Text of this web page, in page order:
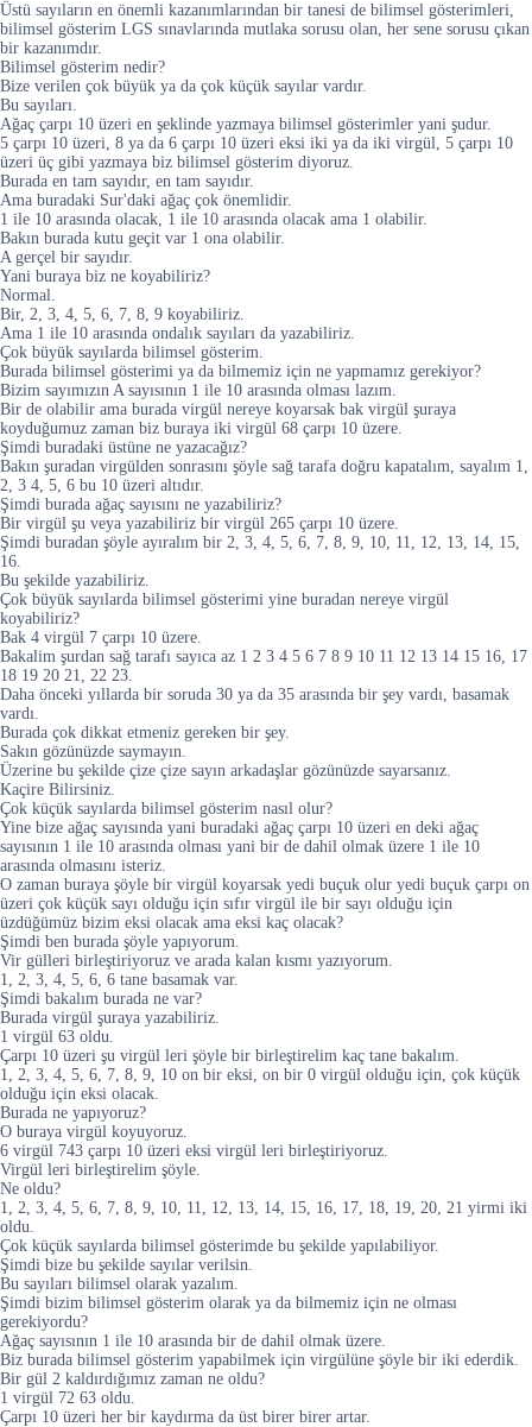
Üstü sayıların en önemli kazanımlarından bir tanesi de bilimsel gösterimleri,
bilimsel gösterim LGS sınavlarında mutlaka sorusu olan, her sene sorusu çıkan
bir kazanımdır.
Bilimsel gösterim nedir?
Bize verilen çok büyük ya da çok küçük sayılar vardır.
Bu sayıları.
Ağaç çarpı 10 üzeri en şeklinde yazmaya bilimsel gösterimler yani şudur.
5 çarpı 10 üzeri, 8 ya da 6 çarpı 10 üzeri eksi iki ya da iki virgül, 5 çarpı 10
üzeri üç gibi yazmaya biz bilimsel gösterim diyoruz.
Burada en tam sayıdır, en tam sayıdır.
Ama buradaki Sur'daki ağaç çok önemlidir.
1 ile 10 arasında olacak, 1 ile 10 arasında olacak ama 1 olabilir.
Bakın burada kutu geçit var 1 ona olabilir.
A gerçel bir sayıdır.
Yani buraya biz ne koyabiliriz?
Normal.
Bir, 2, 3, 4, 5, 6, 7, 8, 9 koyabiliriz.
Ama 1 ile 10 arasında ondalık sayıları da yazabiliriz.
Çok büyük sayılarda bilimsel gösterim.
Burada bilimsel gösterimi ya da bilmemiz için ne yapmamız gerekiyor?
Bizim sayımızın A sayısının 1 ile 10 arasında olması lazım.
Bir de olabilir ama burada virgül nereye koyarsak bak virgül şuraya
koyduğumuz zaman biz buraya iki virgül 68 çarpı 10 üzere.
Şimdi buradaki üstüne ne yazacağız?
Bakın şuradan virgülden sonrasını şöyle sağ tarafa doğru kapatalım, sayalım 1,
2, 3 4, 5, 6 bu 10 üzeri altıdır.
Şimdi burada ağaç sayısını ne yazabiliriz?
Bir virgül şu veya yazabiliriz bir virgül 265 çarpı 10 üzere.
Şimdi buradan şöyle ayıralım bir 2, 3, 4, 5, 6, 7, 8, 9, 10, 11, 12, 13, 14, 15,
16.
Bu şekilde yazabiliriz.
Çok büyük sayılarda bilimsel gösterimi yine buradan nereye virgül
koyabiliriz?
Bak 4 virgül 7 çarpı 10 üzere.
Bakalim şurdan sağ tarafı sayıca az 1 2 3 4 5 6 7 8 9 10 11 12 13 14 15 16, 17
18 19 20 21, 22 23.
Daha önceki yıllarda bir soruda 30 ya da 35 arasında bir şey vardı, basamak
vardı.
Burada çok dikkat etmeniz gereken bir şey.
Sakın gözünüzde saymayın.
Üzerine bu şekilde çize çize sayın arkadaşlar gözünüzde sayarsanız.
Kaçire Bilirsiniz.
Çok küçük sayılarda bilimsel gösterim nasıl olur?
Yine bize ağaç sayısında yani buradaki ağaç çarpı 10 üzeri en deki ağaç
sayısının 1 ile 10 arasında olması yani bir de dahil olmak üzere 1 ile 10
arasında olmasını isteriz.
O zaman buraya şöyle bir virgül koyarsak yedi buçuk olur yedi buçuk çarpı on
üzeri çok küçük sayı olduğu için sıfır virgül ile bir sayı olduğu için
üzdüğümüz bizim eksi olacak ama eksi kaç olacak?
Şimdi ben burada şöyle yapıyorum.
Vir gülleri birleştiriyoruz ve arada kalan kısmı yazıyorum.
1, 2, 3, 4, 5, 6, 6 tane basamak var.
Şimdi bakalım burada ne var?
Burada virgül şuraya yazabiliriz.
1 virgül 63 oldu.
Çarpı 10 üzeri şu virgül leri şöyle bir birleştirelim kaç tane bakalım.
1, 2, 3, 4, 5, 6, 7, 8, 9, 10 on bir eksi, on bir 0 virgül olduğu için, çok küçük
olduğu için eksi olacak.
Burada ne yapıyoruz?
O buraya virgül koyuyoruz.
6 virgül 743 çarpı 10 üzeri eksi virgül leri birleştiriyoruz.
Virgül leri birleştirelim şöyle.
Ne oldu?
1, 2, 3, 4, 5, 6, 7, 8, 9, 10, 11, 12, 13, 14, 15, 16, 17, 18, 19, 20, 21 yirmi iki
oldu.
Çok küçük sayılarda bilimsel gösterimde bu şekilde yapılabiliyor.
Şimdi bize bu şekilde sayılar verilsin.
Bu sayıları bilimsel olarak yazalım.
Şimdi bizim bilimsel gösterim olarak ya da bilmemiz için ne olması
gerekiyordu?
Ağaç sayısının 1 ile 10 arasında bir de dahil olmak üzere.
Biz burada bilimsel gösterim yapabilmek için virgülüne şöyle bir iki ederdik.
Bir gül 2 kaldırdığımız zaman ne oldu?
1 virgül 72 63 oldu.
Çarpı 10 üzeri her bir kaydırma da üst birer birer artar.